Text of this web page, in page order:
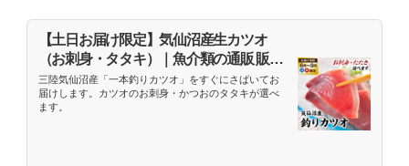
【土日お届け限定】気仙沼産生カツオ
（お刺身・タタキ）｜魚介類の通販 販売
【山内鮮魚店】
三陸気仙沼産「一本釣りカツオ」をすぐにさばいてお
届けします。カツオのお刺身・かつおのタタキが選べ
ます。